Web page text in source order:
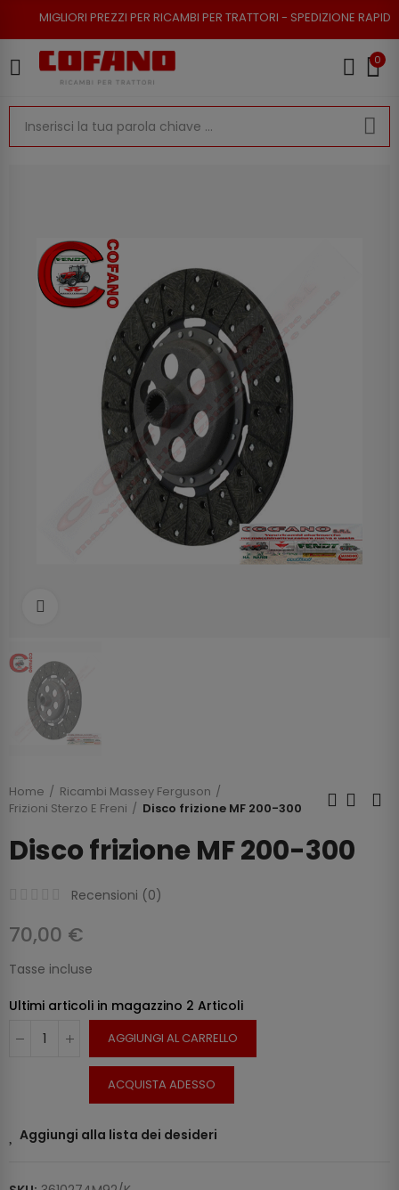
PREZZI PER RICAMBI PER TRATTORI - SPEDIZIONE RAPIDA - RESO
0
Home
Ricambi Massey Ferguson
Frizioni Sterzo E Freni
Disco frizione MF 200-300
Disco frizione MF 200-300
Recensioni (0)
70,00 €
Tasse incluse
Ultimi articoli in magazzino 2 Articoli
AGGIUNGI AL CARRELLO
ACQUISTA ADESSO
Aggiungi alla lista dei desideri